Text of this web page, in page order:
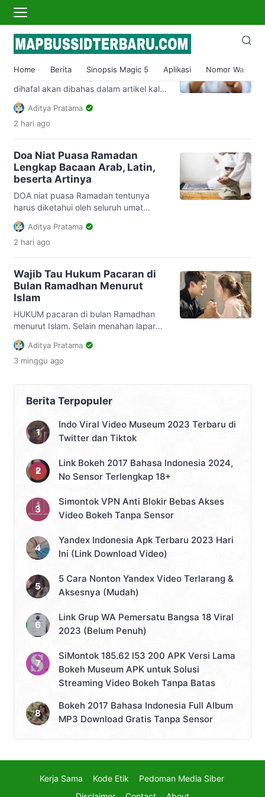
Home Berita Sinopsis Magic 5 Aplikasi Nomor Wa
Ramadan 2023
Doa Sholat Tarawih Pendek
DOA sholat tarawih pendek dan mudah
dihafal akan dibahas dalam artikel kali
ini. Ketika menyambut datangnya bulan
Ramadhan, kaum Muslimin dianjurkan
menghidupkan setiap malam dengan
Al-Hafizh Ibnu Hajar Al ‘Asqallaaniy
dalam kitab Fath al-Baari Syarah al-
Bukhari menjelaskan bahwa. سُمِّيَتِ
الصَّلَاةُ فِي الْجَمَاعَةِ فِي لَيَالِي رَمَضَانَ التَّرَاوِيحَ
لِأَنَّهُمْ أَوَّلَ […]
Aditya Pratama
2 hari ago
Doa Niat Puasa Ramadan
Lengkap Bacaan Arab, Latin,
beserta Artinya
DOA niat puasa Ramadan tentunya
harus diketahui oleh seluruh umat
muslim. Pasalnya, salah satu syarat
wajib puasa Ramadhan agar puasanya
sah adalah dengan melafalkan niat.
pilihan niat Puasa Ramadhan, yakni
sekali untuk sebulan Ramadhan, ada
juga niat setiap hari. Perihal ini Syekh
Taqiyyuddin Abu […]
Aditya Pratama
2 hari ago
Wajib Tau Hukum Pacaran di
Bulan Ramadhan Menurut
Islam
HUKUM pacaran di bulan Ramadhan
menurut Islam. Selain menahan lapar
dan dahaga, semua Muslim juga
dilarang melakukan hal lain yang dapat
membatalkan puasa. Dari sinilah salah
adalah berpacaran. Kendati begitu,
masih banyak yang mengatakan
problema hukum pacaran di bulan yang
suci ini. Adapun berikut ini penjelasan
yang wajib diketahui. Hukum pacaran
Aditya Pratama
3 minggu ago
Berita Terpopuler
Indo Viral Video Museum 2023 Terbaru di
Twitter dan Tiktok
Link Bokeh 2017 Bahasa Indonesia 2024,
No Sensor Terlengkap 18+
Simontok VPN Anti Blokir Bebas Akses
Video Bokeh Tanpa Sensor
Yandex Indonesia Apk Terbaru 2023 Hari
Ini (Link Download Video)
5 Cara Nonton Yandex Video Terlarang &
Aksesnya (Mudah)
Link Grup WA Pemersatu Bangsa 18 Viral
2023 (Belum Penuh)
SiMontok 185.62 l53 200 APK Versi Lama
Bokeh Museum APK untuk Solusi
Streaming Video Bokeh Tanpa Batas
Bokeh 2017 Bahasa Indonesia Full Album
MP3 Download Gratis Tanpa Sensor
Kerja Sama Kode Etik
Pedoman Media Siber